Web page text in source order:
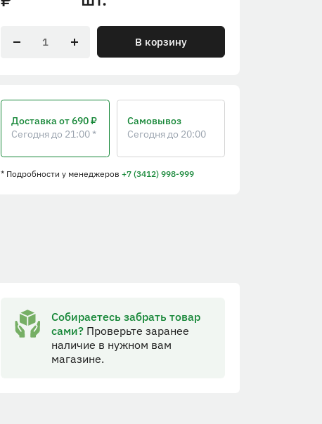
В корзину
Доставкаот 690 ₽
Сегодня до 21:00 *
Самовывоз
Сегодня до 20:00
* Подробностиу менеджеров+7 (3412) 998-999
Собираетесь забрать товар
сами?Проверьте заранее
наличие в нужном вам
магазине.